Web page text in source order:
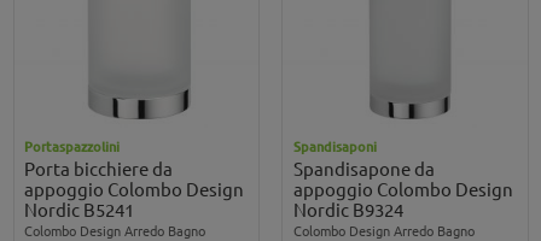
Portaspazzolini
Porta bicchiere da
appoggio Colombo Design
Nordic B5241
Colombo Design Arredo Bagno
Spandisaponi
Spandisapone da
appoggio Colombo Design
Nordic B9324
Colombo Design Arredo Bagno